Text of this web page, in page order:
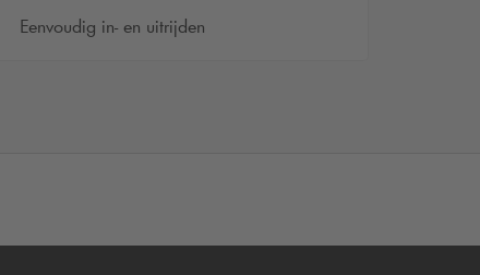
Eenvoudig in- en uitrijden